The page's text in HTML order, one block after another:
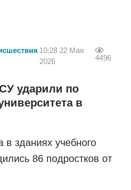
10:28 22 Мая
2026
4496
ударили по
в
зданиях учебного
86 подростков от